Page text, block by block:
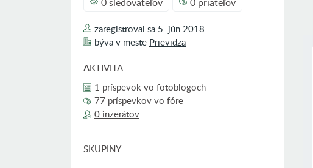
zaregistroval sa 5. jún 2018
býva v meste Prievidza
AKTIVITA
1 príspevok vo fotoblogoch
77 príspevkov vo fóre
0 inzerátov
SKUPINY